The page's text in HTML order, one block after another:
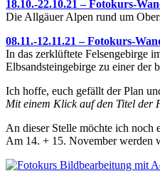
18.10.-22.10.21 – Fotokurs-
Die Allgäuer Alpen rund um
08.11.-12.11.21 – Fotokurs-
In das zerklüftete Felsengebirge
Elbsandsteingebirge zu einer der
Ich hoffe, euch gefällt der Plan
Mit einem Klick auf den Titel der
An dieser Stelle möchte ich noch
Am 14. + 15. November werden